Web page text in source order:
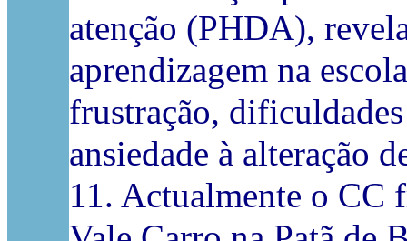
atenção (PHDA),
aprendizagem na
frustração,
ansiedade à alteração
11. Actualmente o CC